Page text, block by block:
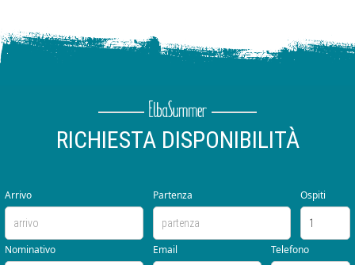
RICHIESTA DISPONIBILITÀ
Arrivo Partenza Ospiti
Nominativo Email Telefono